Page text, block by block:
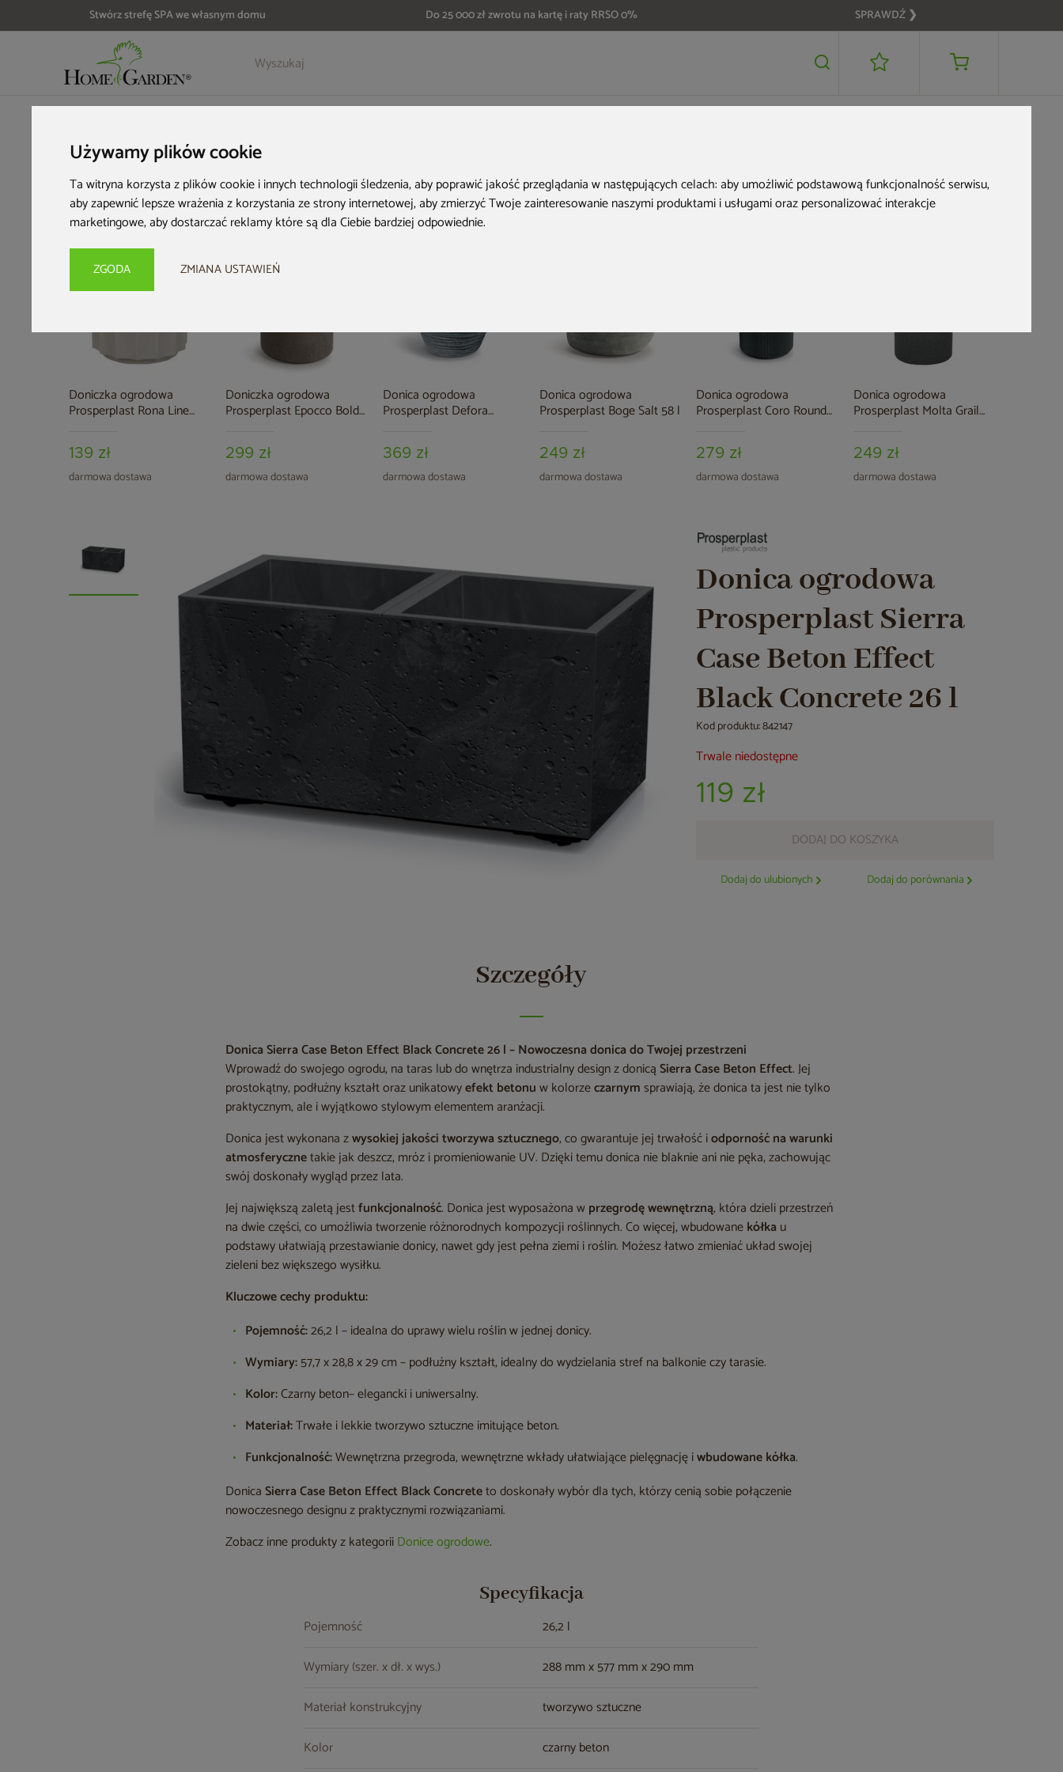
Używamy plików cookie
Ta witryna korzysta z plików cookie i innych technologii śledzenia, aby poprawić jakość przeglądania w następujących celach:aby umożliwić podstawową funkcjonalność serwisu,
aby zapewnić lepsze wrażenia z korzystania ze strony internetowej,aby zmierzyć Twoje zainteresowanie naszymi produktami i usługami oraz personalizować interakcje
marketingowe,aby dostarczać reklamy które są dla Ciebie bardziej odpowiednie.
ZGODA ZMIANA USTAWIEŃ
Stwórz strefę SPA we własnym domu Do 25 000 zł zwrotu na kartę i raty RRSO 0% SPRAWDŹ ❯
Szczegóły Opinie 119 zł DODAJ DO KOSZYKA
Doniczka ogrodowa
Prosperplast Rona Line
139 zł
darmowa dostawa
Doniczka ogrodowa
Prosperplast Epocco Bold
299 zł
darmowa dostawa
Donica ogrodowa
Prosperplast Defora
369 zł
darmowa dostawa
Donica ogrodowa
Prosperplast Boge Salt 58 l
249 zł
darmowa dostawa
Donica ogrodowa
Prosperplast Coro Round
279 zł
darmowa dostawa
Donica ogrodowa
Prosperplast Molta Grail
249 zł
darmowa dostawa
Donica ogrodowa
Prosperplast Sierra
Case Beton Effect
Black Concrete 26 l
Kod produktu: 842147
Trwale niedostępne
119 zł
DODAJ DO KOSZYKA
Dodaj do ulubionych Dodaj do porównania
Szczegóły
Donica Sierra Case Beton Effect Black Concrete 26 l – Nowoczesna donica do Twojej przestrzeni
Wprowadź do swojego ogrodu, na taras lub do wnętrza industrialny design z donicąSierra Case Beton Effect. Jej
prostokątny, podłużny kształt oraz unikatowyefekt betonuw kolorzeczarnymsprawiają, że donica ta jest nie tylko
praktycznym, ale i wyjątkowo stylowym elementem aranżacji.
Donica jest wykonana zwysokiej jakości tworzywa sztucznego, co gwarantuje jej trwałość iodporność na warunki
atmosferycznetakie jak deszcz, mróz i promieniowanie UV. Dzięki temu donica nie blaknie ani nie pęka, zachowując
swój doskonały wygląd przez lata.
Jej największą zaletą jestfunkcjonalność. Donica jest wyposażona wprzegrodę wewnętrzną, która dzieli przestrzeń
na dwie części, co umożliwia tworzenie różnorodnych kompozycji roślinnych. Co więcej, wbudowanekółka u
podstawy ułatwiają przestawianie donicy, nawet gdy jest pełna ziemi i roślin. Możesz łatwo zmieniać układ swojej
zieleni bez większego wysiłku.
Kluczowe cechy produktu:
Pojemność:26,2 l – idealna do uprawy wielu roślin w jednej donicy.
Wymiary:57,7 x 28,8 x 29 cm – podłużny kształt, idealny do wydzielania stref na balkonie czy tarasie.
Kolor:Czarny beton– elegancki i uniwersalny.
Materiał:Trwałe i lekkie tworzywo sztuczne imitujące beton.
Funkcjonalność:Wewnętrzna przegroda, wewnętrzne wkłady ułatwiające pielęgnację iwbudowane kółka.
DonicaSierra Case Beton Effect Black Concreteto doskonały wybór dla tych, którzy cenią sobie połączenie
nowoczesnego designu z praktycznymi rozwiązaniami.
Zobacz inne produkty z kategoriiDonice ogrodowe.
Specyfikacja
Pojemność
26,2 l
Wymiary (szer. x dł. x wys.)
288 mm x 577 mm x 290 mm
Materiał konstrukcyjny
tworzywo sztuczne
Kolor
czarny beton